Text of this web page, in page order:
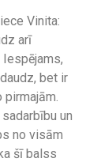
Vinita:
arī
bet ir
un
no visām
šī balss